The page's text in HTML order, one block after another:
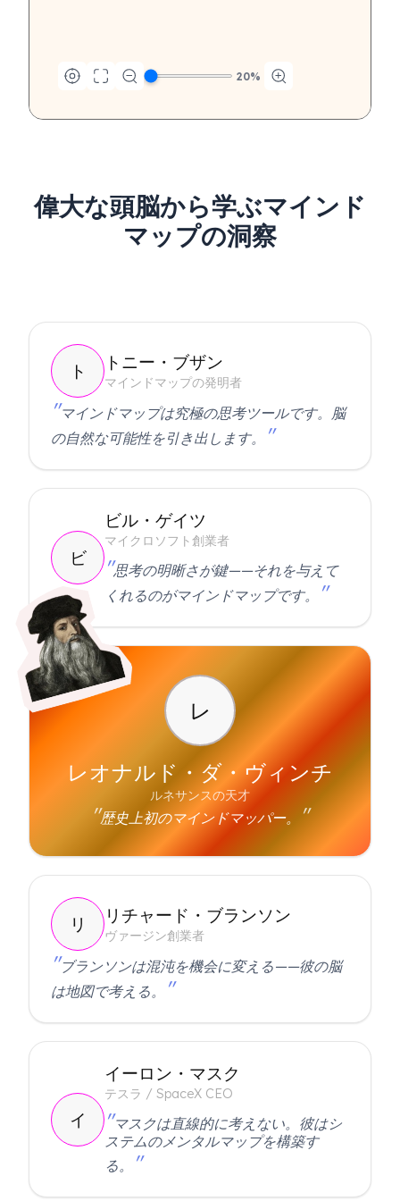
20%
偉大な頭脳から学ぶマインド
マップの洞察
ト トニー・ブザン
マインドマップの発明者
マインドマップは究極の思考ツールです。脳
の自然な可能性を引き出します。
ビ
ビル・ゲイツ
マイクロソフト創業者
思考の明晰さが鍵——それを与えて
くれるのがマインドマップです。
レ
レオナルド・ダ・ヴィンチ
ルネサンスの天才
歴史上初のマインドマッパー。
リ リチャード・ブランソン
ヴァージン創業者
ブランソンは混沌を機会に変える——彼の脳
は地図で考える。
イ
イーロン・マスク
テスラ / SpaceX CEO
マスクは直線的に考えない。彼はシ
ステムのメンタルマップを構築す
る。